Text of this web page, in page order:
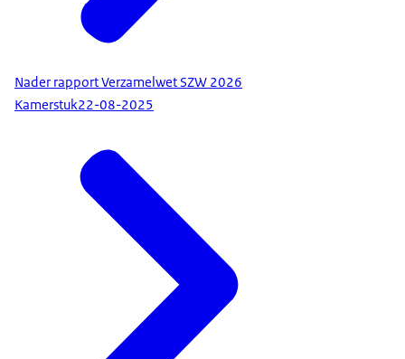
Nader rapport Verzamelwet SZW 2026
Kamerstuk22-08-2025